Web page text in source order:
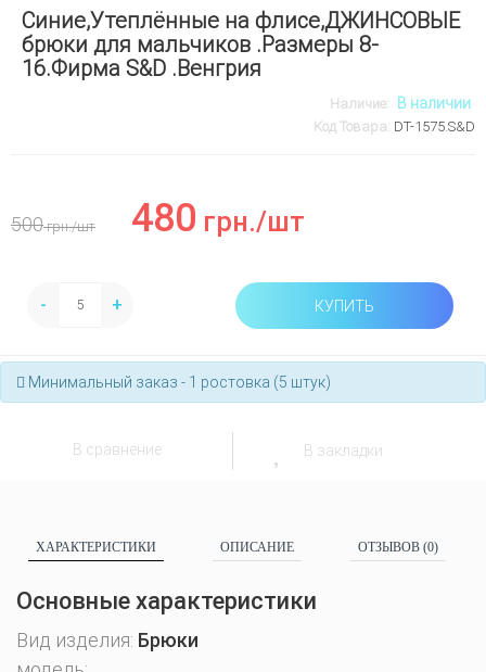
Синие,Утеплённые на флисе,ДЖИНСОВЫЕ
брюки для мальчиков .Размеры 8-
16.Фирма S&D .Венгрия
Наличие: В наличии
Код Товара: DT-1575.S&D
500грн./шт 480 грн./шт
- + КУПИТЬ
Минимальный заказ - 1 ростовка (5 штук)
В сравнение В закладки
ХАРАКТЕРИСТИКИ ОПИСАНИЕ ОТЗЫВОВ (0)
Основные характеристики
Вид изделия: Брюки